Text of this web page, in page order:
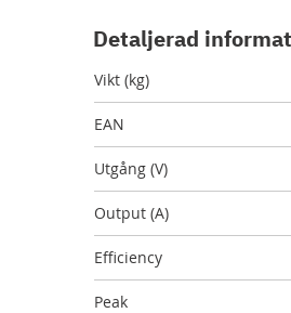
bildgalleriet
Detaljerad
Vikt (kg)
EAN
Utgång (V)
Output (A)
Efficiency
Peak